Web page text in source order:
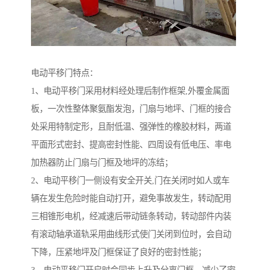
电动平移门特点：
1、电动平移门采用材料经处理后制作框架,外覆金属面
板，一次性整体聚氨酯发泡，门扇与地坪、门框的接合
处采用特制定形，且耐低温、强弹性的橡胶材料，两道
平面形式密封、提高密封性能、四周设有低电压、率电
加热器防止门扇与门框及地坪的冻结；
2、电动平移门一侧设有安全开关,门在关闭时如人或车
辆在发生危险时能自动打开，避免事故发生，转动配用
三相锥形电机，经减速后带动链条转动，转动部件内装
有滚动轴承道轨采用曲线形式使门关闭到位时，会自动
下降，压紧地坪及门框保证了良好的密封性能；